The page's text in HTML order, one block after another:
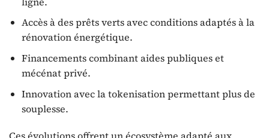
Accès à des prêts verts avec conditions adaptés à la
rénovation énergétique.
Financements combinant aides publiques et
mécénat privé.
Innovation avec la tokenisation permettant plus de
souplesse.